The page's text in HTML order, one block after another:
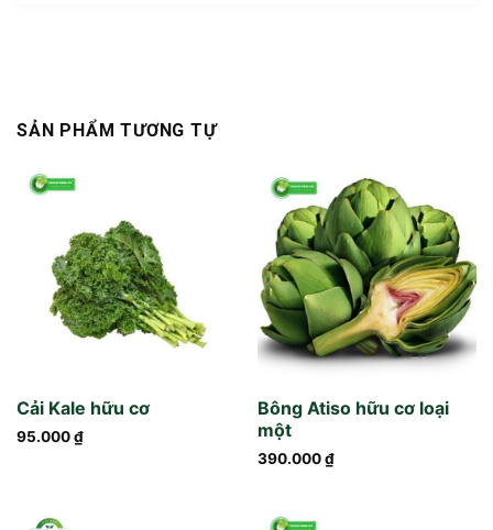
SẢN PHẨM TƯƠNG TỰ
Cải Kale hữu cơ
95.000₫
Bông Atiso hữu cơ loại
một
390.000₫